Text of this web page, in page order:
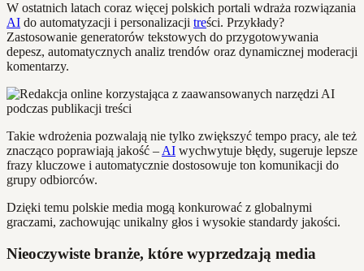
W ostatnich latach coraz więcej polskich portali wdraża rozwiązania
AI do automatyzacji i personalizacji treści. Przykłady?
Zastosowanie generatorów tekstowych do przygotowywania
depesz, automatycznych analiz trendów oraz dynamicznej moderacji
komentarzy.
Takie wdrożenia pozwalają nie tylko zwiększyć tempo pracy, ale też
znacząco poprawiają jakość –AI wychwytuje błędy, sugeruje lepsze
frazy kluczowe i automatycznie dostosowuje ton komunikacji do
grupy odbiorców.
Dzięki temu polskie media mogą konkurować z globalnymi
graczami, zachowując unikalny głos i wysokie standardy jakości.
Nieoczywiste branże, które wyprzedzają media